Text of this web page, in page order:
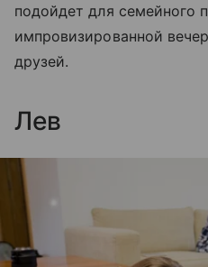
подойдет для семейного
импровизированной
друзей.
Лев